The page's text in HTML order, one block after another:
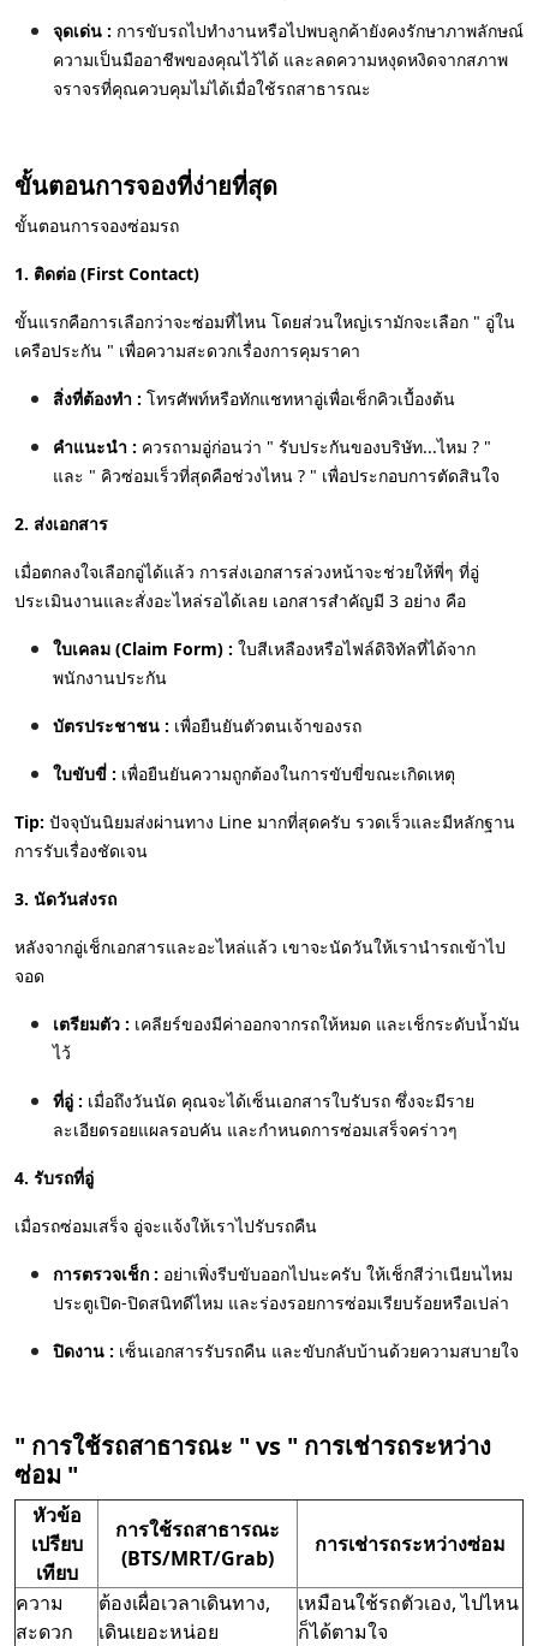
จุดเด่น : การขับรถไปทำงานหรือไปพบลูกค้ายังคงรักษาภาพลักษณ์
ความเป็นมืออาชีพของคุณไว้ได้ และลดความหงุดหงิดจากสภาพ
จราจรที่คุณควบคุมไม่ได้เมื่อใช้รถสาธารณะ
ขั้นตอนการจองที่ง่ายที่สุด
ขั้นตอนการจองซ่อมรถ
1. ติดต่อ (First Contact)
ขั้นแรกคือการเลือกว่าจะซ่อมที่ไหน โดยส่วนใหญ่เรามักจะเลือก " อู่ใน
เครือประกัน " เพื่อความสะดวกเรื่องการคุมราคา
สิ่งที่ต้องทำ : โทรศัพท์หรือทักแชทหาอู่เพื่อเช็กคิวเบื้องต้น
คำแนะนำ : ควรถามอู่ก่อนว่า " รับประกันของบริษัท...ไหม ? "
และ " คิวซ่อมเร็วที่สุดคือช่วงไหน ? " เพื่อประกอบการตัดสินใจ
2. ส่งเอกสาร
เมื่อตกลงใจเลือกอู่ได้แล้ว การส่งเอกสารล่วงหน้าจะช่วยให้พี่ๆ ที่อู่
ประเมินงานและสั่งอะไหล่รอได้เลย เอกสารสำคัญมี 3 อย่าง คือ
ใบเคลม (Claim Form) : ใบสีเหลืองหรือไฟล์ดิจิทัลที่ได้จาก
พนักงานประกัน
บัตรประชาชน : เพื่อยืนยันตัวตนเจ้าของรถ
ใบขับขี่ : เพื่อยืนยันความถูกต้องในการขับขี่ขณะเกิดเหตุ
Tip: ปัจจุบันนิยมส่งผ่านทาง Line มากที่สุดครับ รวดเร็วและมีหลักฐาน
การรับเรื่องชัดเจน
3. นัดวันส่งรถ
หลังจากอู่เช็กเอกสารและอะไหล่แล้ว เขาจะนัดวันให้เรานำรถเข้าไป
จอด
เตรียมตัว : เคลียร์ของมีค่าออกจากรถให้หมด และเช็กระดับน้ำมัน
ไว้
ที่อู่ : เมื่อถึงวันนัด คุณจะได้เซ็นเอกสารใบรับรถ ซึ่งจะมีราย
ละเอียดรอยแผลรอบคัน และกำหนดการซ่อมเสร็จคร่าวๆ
4. รับรถที่อู่
เมื่อรถซ่อมเสร็จ อู่จะแจ้งให้เราไปรับรถคืน
การตรวจเช็ก : อย่าเพิ่งรีบขับออกไปนะครับ ให้เช็กสีว่าเนียนไหม
ประตูเปิด-ปิดสนิทดีไหม และร่องรอยการซ่อมเรียบร้อยหรือเปล่า
ปิดงาน : เซ็นเอกสารรับรถคืน และขับกลับบ้านด้วยความสบายใจ
" การใช้รถสาธารณะ " vs " การเช่ารถระหว่าง
ซ่อม "
หัวข้อ
เปรียบ
เทียบ
การใช้รถสาธารณะ
(BTS/MRT/Grab)
การเช่ารถระหว่างซ่อม
ความ
สะดวก
ต้องเผื่อเวลาเดินทาง,
เดินเยอะหน่อย
เหมือนใช้รถตัวเอง, ไปไหน
ก็ได้ตามใจ